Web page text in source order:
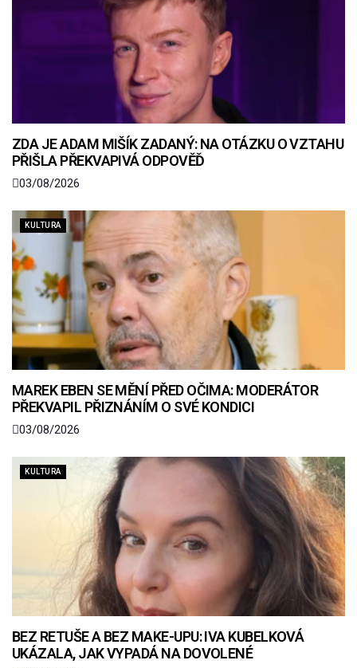
ZDA JE ADAM MIŠÍK ZADANÝ: NA OTÁZKU O VZTAHU
PŘIŠLA PŘEKVAPIVÁ ODPOVĚĎ
03/08/2026
KULTURA
MAREK EBEN SE MĚNÍ PŘED OČIMA: MODERÁTOR
PŘEKVAPIL PŘIZNÁNÍM O SVÉ KONDICI
03/08/2026
KULTURA
BEZ RETUŠE A BEZ MAKE-UPU: IVA KUBELKOVÁ
UKÁZALA, JAK VYPADÁ NA DOVOLENÉ